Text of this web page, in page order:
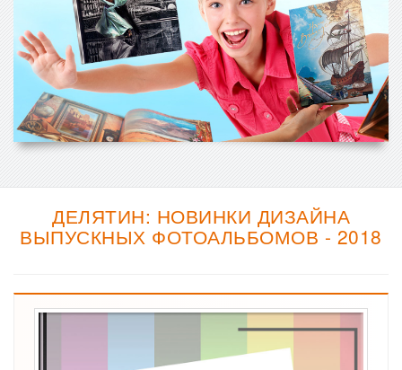
ДЕЛЯТИН: НОВИНКИ ДИЗАЙНА
ВЫПУСКНЫХ ФОТОАЛЬБОМОВ - 2018